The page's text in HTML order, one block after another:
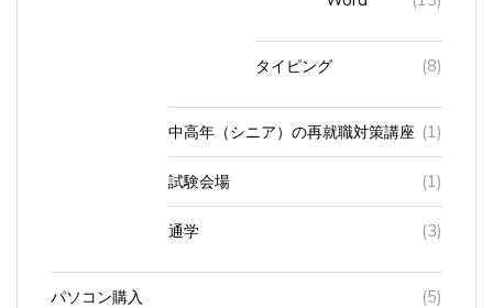
タイピング (8)
中高年（シニア）の再就職対策講座 (1)
試験会場 (1)
通学 (3)
パソコン購入 (5)